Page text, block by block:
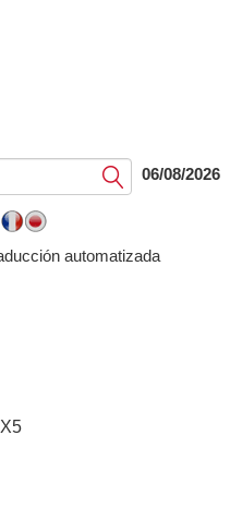
Submit06/08/2026
automatizada